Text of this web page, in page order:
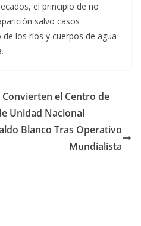
el principio de no
salvo casos
los ríos y cuerpos de agua
el Centro de
Unidad Nacional
Blanco Tras Operativo
Mundialista